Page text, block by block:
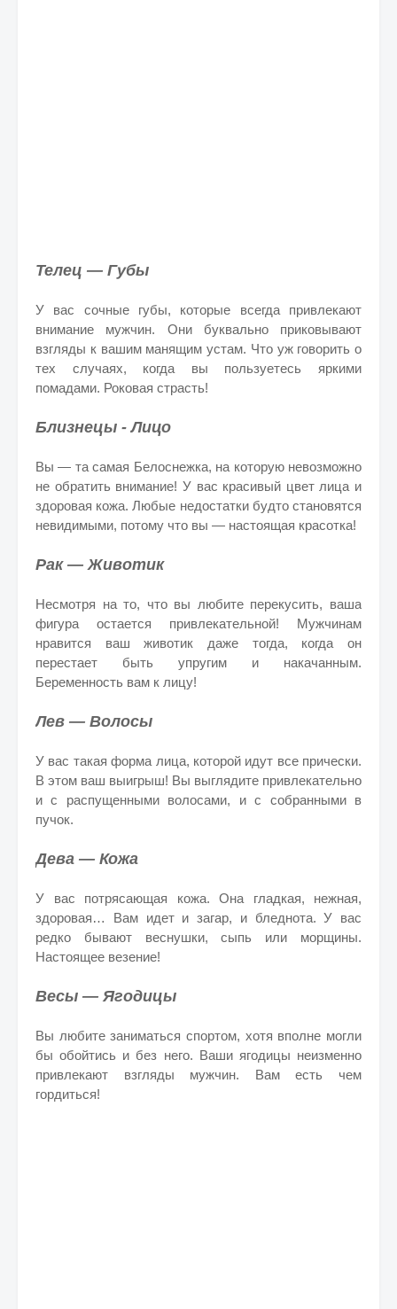
Телец — Губы
У вас сочные губы, которые всегда привлекают
внимание мужчин. Они буквально приковывают
взгляды к вашим манящим устам. Что уж говорить о
тех случаях, когда вы пользуетесь яркими
помадами. Роковая страсть!
Близнецы - Лицо
Вы — та самая Белоснежка, на которую невозможно
не обратить внимание! У вас красивый цвет лица и
здоровая кожа. Любые недостатки будто становятся
невидимыми, потому что вы — настоящая красотка!
Рак — Животик
Несмотря на то, что вы любите перекусить, ваша
фигура остается привлекательной! Мужчинам
нравится ваш животик даже тогда, когда он
перестает быть упругим и накачанным.
Беременность вам к лицу!
Лев — Волосы
У вас такая форма лица, которой идут все прически.
В этом ваш выигрыш! Вы выглядите привлекательно
и с распущенными волосами, и с собранными в
пучок.
Дева — Кожа
У вас потрясающая кожа. Она гладкая, нежная,
здоровая… Вам идет и загар, и бледнота. У вас
редко бывают веснушки, сыпь или морщины.
Настоящее везение!
Весы — Ягодицы
Вы любите заниматься спортом, хотя вполне могли
бы обойтись и без него. Ваши ягодицы неизменно
привлекают взгляды мужчин. Вам есть чем
гордиться!